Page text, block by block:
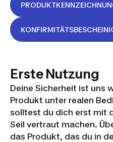
Erste Nutzung
Deine Sicherheit ist uns
Produkt unter realen
solltest du dich erst mit
Seil vertraut machen.
das Produkt, das du in